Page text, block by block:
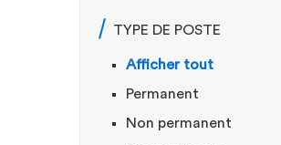
TYPE DE POSTE
Afficher tout
Permanent
Non permanent